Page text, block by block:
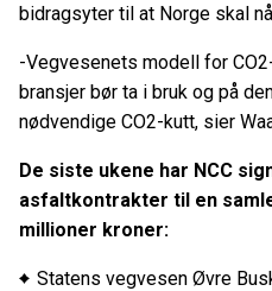
bidragsyter til at Norge skal
-Vegvesenets modell for
bransjer bør ta i bruk og på
nødvendige CO2-kutt, sier
De siste ukene har NCC
asfaltkontrakter til en
millioner kroner:
Statens vegvesen Øvre